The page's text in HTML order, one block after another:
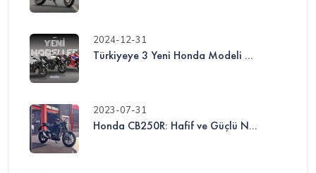
2024-12-31
Türkiyeye 3 Yeni Honda Modeli ...
2023-07-31
Honda CB250R: Hafif ve Güçlü N...